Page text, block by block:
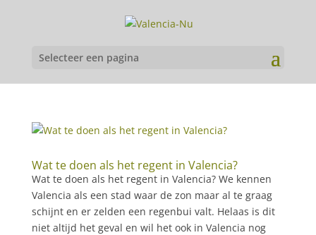
Selecteer een pagina
Wat te doen als het regent in Valencia?
Wat te doen als het regent in Valencia? We kennen
Valencia als een stad waar de zon maar al te graag
schijnt en er zelden een regenbui valt. Helaas is dit
niet altijd het geval en wil het ook in Valencia nog